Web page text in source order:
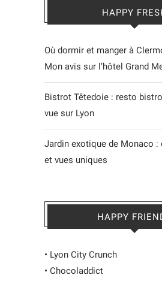
HAPPY
Où dormir et manger à
Mon avis sur l’hôtel Grand
Bistrot Têtedoie : resto
vue sur Lyon
Jardin exotique de Monaco :
et vues uniques
HAPPY
• Lyon City Crunch
• Chocoladdict